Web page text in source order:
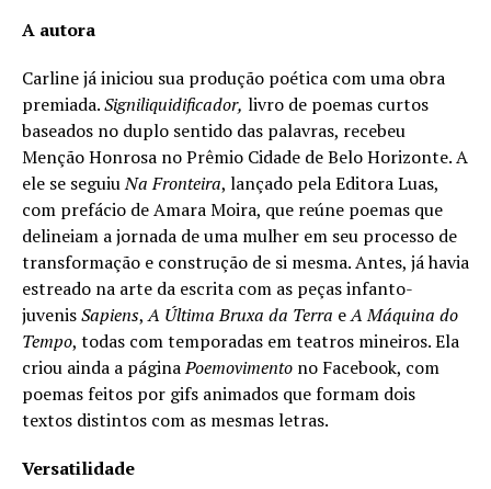
A autora
Carline já iniciou sua produção poética com uma obra
premiada.Signiliquidificador, livro de poemas curtos
baseados no duplo sentido das palavras, recebeu
Menção Honrosa no Prêmio Cidade de Belo Horizonte. A
ele se seguiuNa Fronteira, lançado pela Editora Luas,
com prefácio de Amara Moira, que reúne poemas que
delineiam a jornada de uma mulher em seu processo de
transformação e construção de si mesma. Antes, já havia
estreado na arte da escrita com as peças infanto-
juvenisSapiens,A Última Bruxa da Terra eA Máquina do
Tempo, todas com temporadas em teatros mineiros. Ela
criou ainda a páginaPoemovimento no Facebook, com
poemas feitos por gifs animados que formam dois
textos distintos com as mesmas letras.
Versatilidade